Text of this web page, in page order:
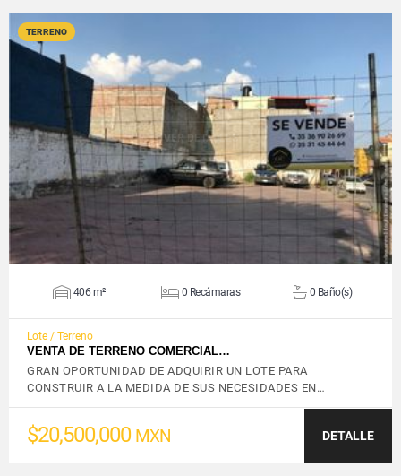
TERRENO
VER DETALLES
406 m² 0 Recámaras 0 Baño(s)
Lote / Terreno
VENTA DE TERRENO COMERCIAL…
GRAN OPORTUNIDAD DE ADQUIRIR UN LOTE PARA
CONSTRUIR A LA MEDIDA DE SUS NECESIDADES EN…
$20,500,000 MXN DETALLE